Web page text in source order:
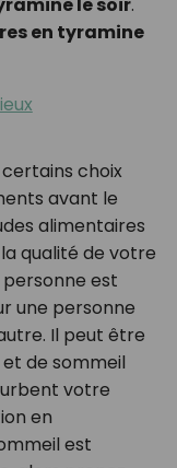
en tyramine
choix
avant le
alimentaires
qualité de votre
personne est
une personne
Il peut être
de sommeil
votre
en
est